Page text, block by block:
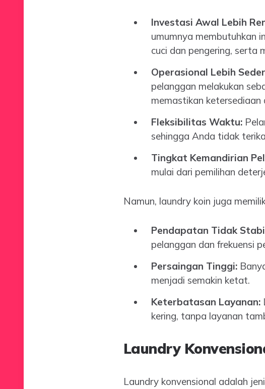
Investasi Awal Lebih
umumnya membutuhkan
cuci dan pengering, serta
Operasional Lebih
pelanggan melakukan
memastikan ketersediaan
Fleksibilitas Waktu:
sehingga Anda tidak
Tingkat Kemandirian
mulai dari pemilihan
Namun, laundry koin juga
Pendapatan Tidak
pelanggan dan frekuensi
Persaingan Tinggi:
menjadi semakin ketat.
Keterbatasan Layanan:
kering, tanpa layanan
Laundry
Laundry konvensional adalah